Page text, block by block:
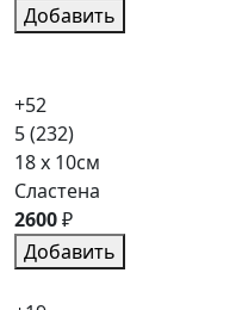
Добавить
+52
5(232)
18 x 10см
Сластена
2600₽
Добавить